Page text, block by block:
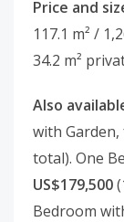
Price and
117.1 m² /
34.2 m²
Also
with
total). One
US$179,500
Bedroom